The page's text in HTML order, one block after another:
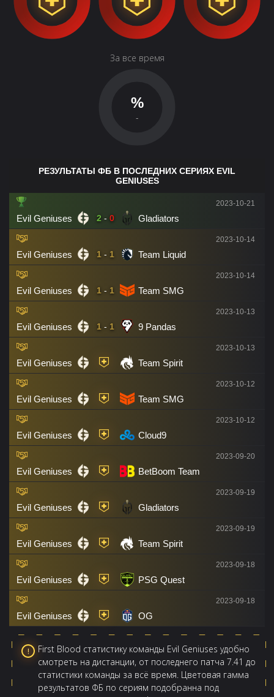
За все время
%
-
РЕЗУЛЬТАТЫ ФБ В ПОСЛЕДНИХ СЕРИЯХ EVIL
GENIUSES
Evil Geniuses 2 - 0 Gladiators
2023-10-21
Evil Geniuses 1 - 1 Team Liquid
2023-10-14
Evil Geniuses 1 - 1 Team SMG
2023-10-14
Evil Geniuses 1 - 1 9 Pandas
2023-10-13
Evil Geniuses Team Spirit
2023-10-13
Evil Geniuses Team SMG
2023-10-12
Evil Geniuses Cloud9
2023-10-12
Evil Geniuses BetBoom Team
2023-09-20
Evil Geniuses Gladiators
2023-09-19
Evil Geniuses Team Spirit
2023-09-19
Evil Geniuses PSG Quest
2023-09-18
Evil Geniuses OG
2023-09-18
First Blood статистику команды Evil Geniuses удобно
смотреть на дистанции, от последнего патча 7.41 до
статистики команды за всё время. Цветовая гамма
результатов ФБ по сериям подобранна под